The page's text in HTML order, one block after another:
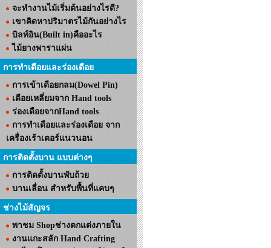
จะทำงานไม้เริ่มต้นอย่างไรดี?
เขาคิดหาปริมาตรไม้กันอย่างไร
บิลท์อิน(Built in)คืออะไร
ไม้ยางพาราแผ่น
การทำเดือยและร่องเดือย
การเข้าเดือยกลม(Dowel Pin)
เดือยเหลี่ยมจาก Hand tools
ร่องเดือยจากHand tools
การทำเดือยและร่องเดือย จาก
เครื่องเร้าเตอร์แนวนอน
การติดตั้งบาน แบบต่างๆ
การติดตั้งบานพับถ้วย
บานเลื่อน สำหรับพื้นที่แคบๆ
ช่างไม้สัญจร
พาชม Shopช่างตกแต่งภายใน
งานแกะสลัก Hand Crafting